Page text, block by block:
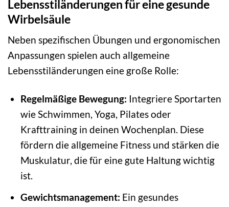
Lebensstiländerungen für eine gesunde
Wirbelsäule
Neben spezifischen Übungen und ergonomischen
Anpassungen spielen auch allgemeine
Lebensstiländerungen eine große Rolle:
Regelmäßige Bewegung: Integriere Sportarten
wie Schwimmen, Yoga, Pilates oder
Krafttraining in deinen Wochenplan. Diese
fördern die allgemeine Fitness und stärken die
Muskulatur, die für eine gute Haltung wichtig
ist.
Gewichtsmanagement: Ein gesundes